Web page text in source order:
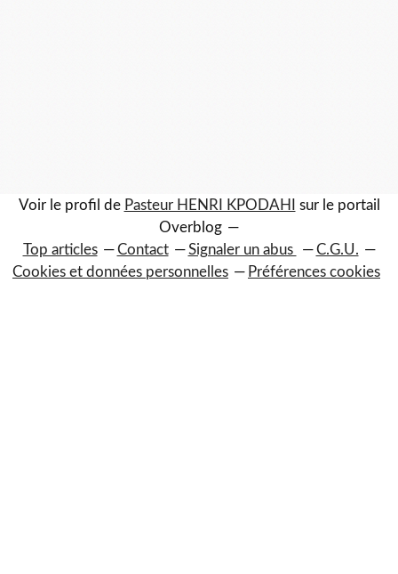
Voir le profil de Pasteur HENRI KPODAHI
sur le portail
Overblog
Top articles
Contact Signaler un abus
C.G.U.
Cookies et données personnelles
Préférences cookies